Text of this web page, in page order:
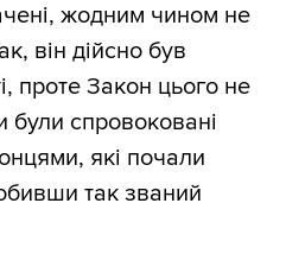
жодним чином не
він дійсно був
проте Закон цього не
були спровоковані
які почали
так званий